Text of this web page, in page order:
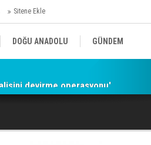
Sitene Ekle
DOĞU ANADOLU GÜNDEM